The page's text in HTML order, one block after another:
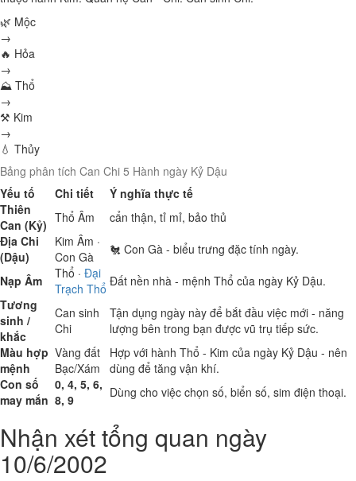
🌿 Mộc
→
🔥 Hỏa
→
⛰ Thổ
→
⚒ Kim
→
💧 Thủy
Bảng phân tích Can Chi 5 Hành ngày Kỷ Dậu
Yếu tố
Chi tiết
Ý nghĩa thực tế
Thiên
Can (Kỷ) Thổ Âm
cẩn thận, tỉ mỉ, bảo thủ
Địa Chi
(Dậu)
Kim Âm ·
Con Gà
🐔 Con Gà - biểu trưng đặc tính ngày.
Nạp Âm
Thổ · Đại
Trạch Thổ Đất nền nhà - mệnh Thổ của ngày Kỷ Dậu.
Tương
sinh /
khắc
Can sinh
Chi
Tận dụng ngày này để bắt đầu việc mới - năng
lượng bên trong bạn được vũ trụ tiếp sức.
Màu hợp
mệnh
Vàng đất
Bạc/Xám
Hợp với hành Thổ - Kim của ngày Kỷ Dậu - nên
dùng để tăng vận khí.
Con số
may mắn
0, 4, 5, 6,
8, 9
Dùng cho việc chọn số, biển số, sim điện thoại.
Nhận xét tổng quan ngày
10/6/2002